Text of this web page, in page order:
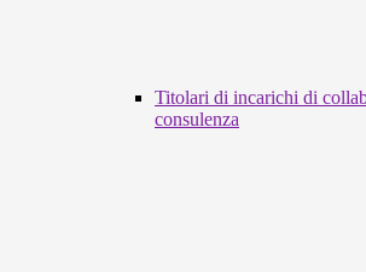
Titolari di incarichi di
consulenza